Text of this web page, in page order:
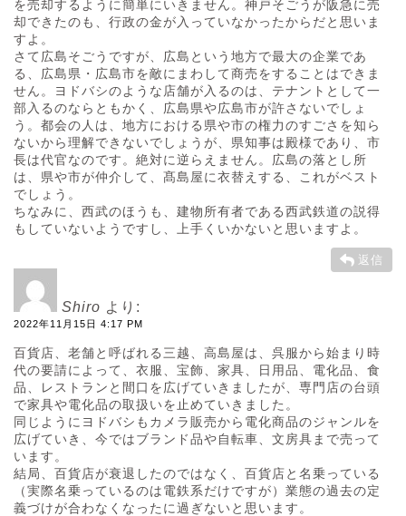
を売却するように簡単にいきません。神戸そごうが阪急に売
却できたのも、行政の金が入っていなかったからだと思いま
すよ。
さて広島そごうですが、広島という地方で最大の企業であ
る、広島県・広島市を敵にまわして商売をすることはできま
せん。ヨドバシのような店舗が入るのは、テナントとして一
部入るのならともかく、広島県や広島市が許さないでしょ
う。都会の人は、地方における県や市の権力のすごさを知ら
ないから理解できないでしょうが、県知事は殿様であり、市
長は代官なのです。絶対に逆らえません。広島の落とし所
は、県や市が仲介して、髙島屋に衣替えする、これがベスト
でしょう。
ちなみに、西武のほうも、建物所有者である西武鉄道の説得
もしていないようですし、上手くいかないと思いますよ。
返信
Shiro より:
2022年11月15日 4:17 PM
百貨店、老舗と呼ばれる三越、高島屋は、呉服から始まり時
代の要請によって、衣服、宝飾、家具、日用品、電化品、食
品、レストランと間口を広げていきましたが、専門店の台頭
で家具や電化品の取扱いを止めていきました。
同じようにヨドバシもカメラ販売から電化商品のジャンルを
広げていき、今ではブランド品や自転車、文房具まで売って
います。
結局、百貨店が衰退したのではなく、百貨店と名乗っている
（実際名乗っているのは電鉄系だけですが）業態の過去の定
義づけが合わなくなったに過ぎないと思います。